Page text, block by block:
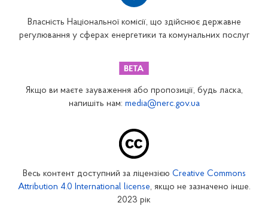
Власність Національної комісії, що здійснює державне
регулювання у сферах енергетики та комунальних послуг
Якщо ви маєте зауваження або пропозиції, будь ласка,
напишіть нам: media@nerc.gov.ua
Весь контент доступний за ліцензією Creative Commons
Attribution 4.0 International license, якщо не зазначено інше.
2023 рік